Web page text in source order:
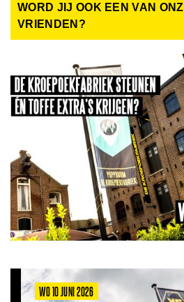
WORD JIJ OOK EEN VAN
VRIENDEN?
WO 10 JUNI 2026